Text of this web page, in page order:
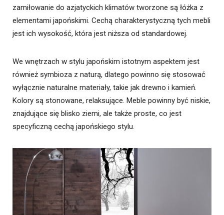
zamiłowanie do azjatyckich klimatów tworzone są łóżka z
elementami japońskimi. Cechą charakterystyczną tych mebli
jest ich wysokość, która jest niższa od standardowej.
We wnętrzach w stylu japońskim istotnym aspektem jest
również symbioza z naturą, dlatego powinno się stosować
wyłącznie naturalne materiały, takie jak drewno i kamień.
Kolory są stonowane, relaksujące. Meble powinny być niskie,
znajdujące się blisko ziemi, ale także proste, co jest
specyficzną cechą japońskiego stylu.